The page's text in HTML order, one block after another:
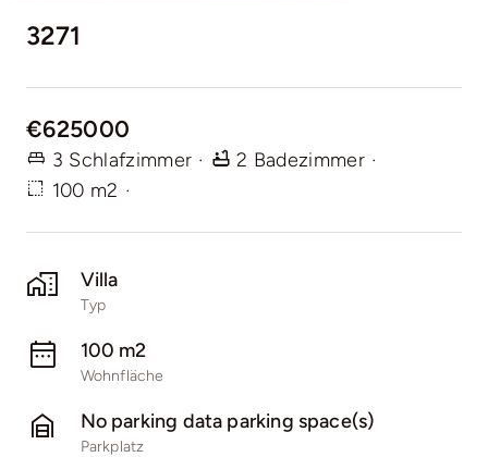
3271
€625000
3 Schlafzimmer · 2 Badezimmer ·
100 m2 ·
Villa
Typ
100 m2
Wohnfläche
No parking data parking space(s)
Parkplatz